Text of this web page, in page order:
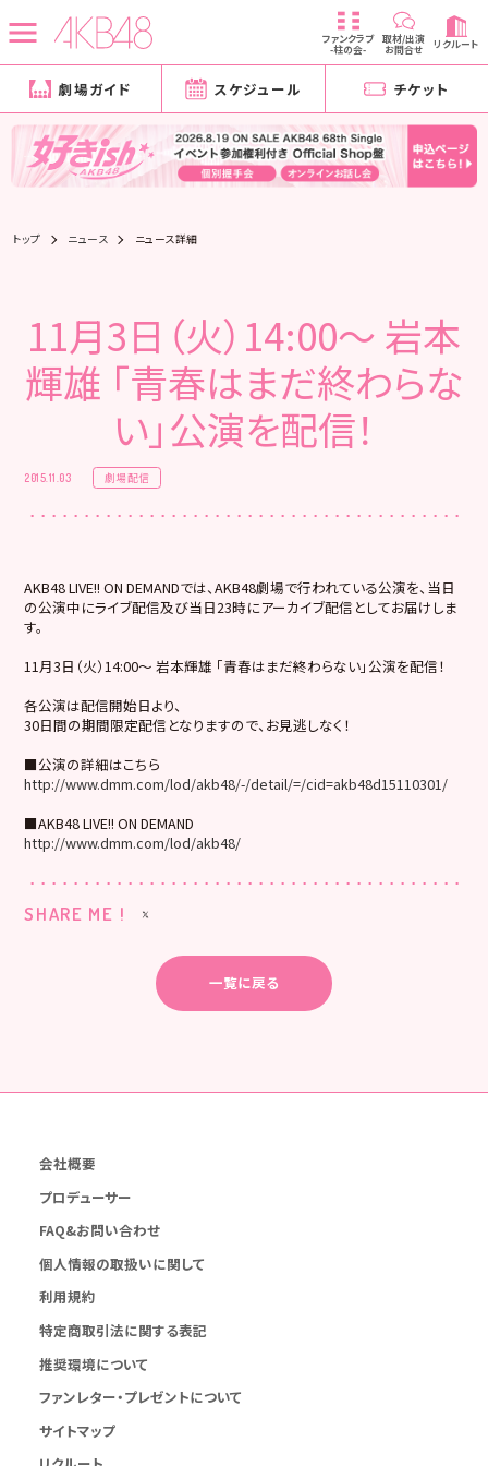
ファンクラブ
-柱の会-
取材/出演
お問合せ リクルート
劇場ガイド スケジュール チケット
トップ ニュース ニュース詳細
11月3日（火）14:00～ 岩本
輝雄 「青春はまだ終わらな
い」公演を配信！
2015.11.03 劇場配信
AKB48 LIVE!! ON DEMANDでは、AKB48劇場で行われている公演を、当日
の公演中にライブ配信及び当日23時にアーカイブ配信としてお届けしま
す。
11月3日（火）14:00～ 岩本輝雄 「青春はまだ終わらない」公演を配信！
各公演は配信開始日より、
30日間の期間限定配信となりますので、お見逃しなく！
■公演の詳細はこちら
http://www.dmm.com/lod/akb48/-/detail/=/cid=akb48d15110301/
■AKB48 LIVE!! ON DEMAND
http://www.dmm.com/lod/akb48/
SHARE ME !
一覧に戻る
会社概要
プロデューサー
FAQ&お問い合わせ
個人情報の取扱いに関して
利用規約
特定商取引法に関する表記
推奨環境について
ファンレター・プレゼントについて
サイトマップ